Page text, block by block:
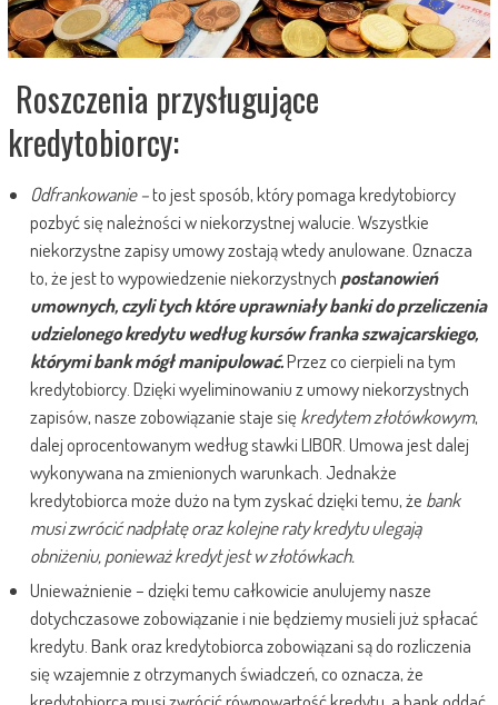
Roszczenia przysługujące
kredytobiorcy:
Odfrankowanie –to jest sposób, który pomaga kredytobiorcy
pozbyć się należności w niekorzystnej walucie. Wszystkie
niekorzystne zapisy umowy zostają wtedy anulowane. Oznacza
to, że jest to wypowiedzenie niekorzystnych postanowień
umownych, czyli tych które uprawniały banki do przeliczenia
udzielonego kredytu według kursów franka szwajcarskiego,
którymi bank mógł manipulować.Przez co cierpieli na tym
kredytobiorcy. Dzięki wyeliminowaniu z umowy niekorzystnych
zapisów, nasze zobowiązanie staje siękredytem złotówkowym,
dalej oprocentowanym według stawki LIBOR. Umowa jest dalej
wykonywana na zmienionych warunkach. Jednakże
kredytobiorca może dużo na tym zyskać dzięki temu, że bank
musi zwrócić nadpłatę oraz kolejne raty kredytu ulegają
obniżeniu, ponieważ kredyt jest w złotówkach.
Unieważnienie – dzięki temu całkowicie anulujemy nasze
dotychczasowe zobowiązanie i nie będziemy musieli już spłacać
kredytu. Bank oraz kredytobiorca zobowiązani są do rozliczenia
się wzajemnie z otrzymanych świadczeń, co oznacza, że